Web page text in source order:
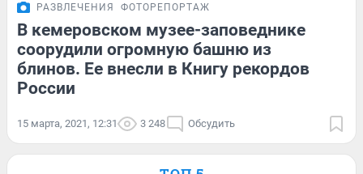
РАЗВЛЕЧЕНИЯ ФОТОРЕПОРТАЖ
В кемеровском музее-заповеднике
соорудили огромную башню из
блинов. Ее внесли в Книгу рекордов
России
15 марта, 2021, 12:31 3 248 Обсудить